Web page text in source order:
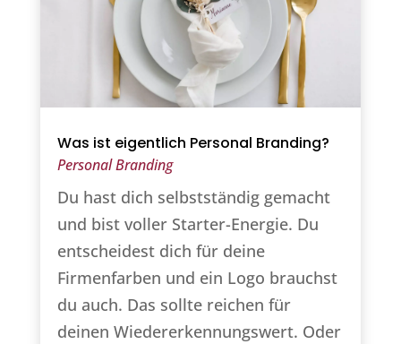
Was ist eigentlich Personal Branding?
Personal Branding
Du hast dich selbstständig gemacht
und bist voller Starter-Energie. Du
entscheidest dich für deine
Firmenfarben und ein Logo brauchst
du auch. Das sollte reichen für
deinen Wiedererkennungswert. Oder